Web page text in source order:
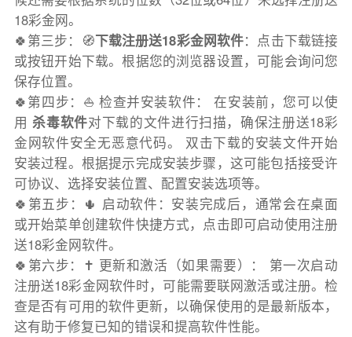
18彩金网。
🍀第三步：🧭下载注册送18彩金网软件：点击下载链接
或按钮开始下载。根据您的浏览器设置，可能会询问您
保存位置。
🍀第四步：⛵️ 检查并安装软件： 在安装前，您可以使
用杀毒软件对下载的文件进行扫描，确保注册送18彩
金网软件安全无恶意代码。 双击下载的安装文件开始
安装过程。根据提示完成安装步骤，这可能包括接受许
可协议、选择安装位置、配置安装选项等。
🍀第五步：🌵 启动软件：安装完成后，通常会在桌面
或开始菜单创建软件快捷方式，点击即可启动使用注册
送18彩金网软件。
🍀第六步：✝️ 更新和激活（如果需要）： 第一次启动
注册送18彩金网软件时，可能需要联网激活或注册。检
查是否有可用的软件更新，以确保使用的是最新版本，
这有助于修复已知的错误和提高软件性能。